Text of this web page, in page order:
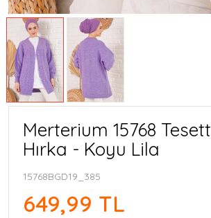
Merterium 15768
Hırka - Koyu Lila
15768BGD19_385
649,99 TL